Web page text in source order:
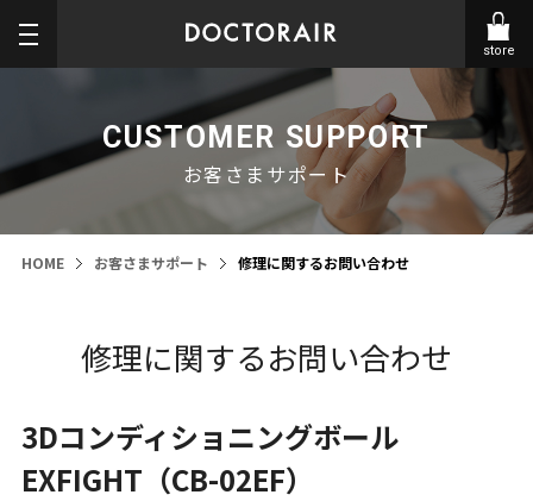
store
CUSTOMER SUPPORT
お客さまサポート
HOME お客さまサポート 修理に関するお問い合わせ
修理に関するお問い合わせ
3Dコンディショニングボール
EXFIGHT（CB-02EF）